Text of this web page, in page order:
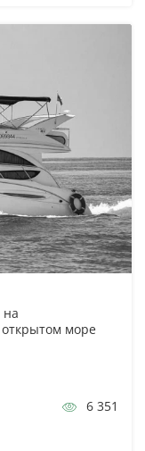
море
6 351